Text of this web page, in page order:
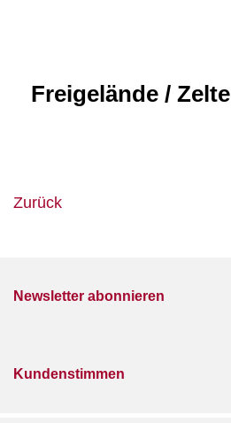
Freigelände / Zelte
Zurück
Newsletter abonnieren
Kundenstimmen